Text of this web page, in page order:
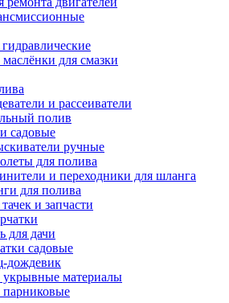
для смазки
и рассеиватели
полив
садовые
ручные
для полива
и переходники для шланга
для полива
и запчасти
для дачи
садовые
дождевик
материалы
парниковые